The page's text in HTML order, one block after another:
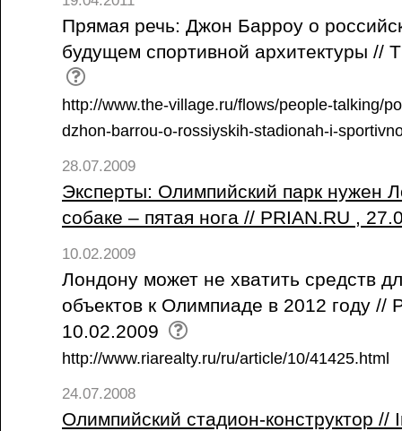
Прямая речь: Джон Барроу о
будущем спортивной архитектуры //
http://www.the-village.ru/flows/people-talking/
dzhon-barrou-o-rossiyskih-stadionah-i-
28.07.2009
Эксперты: Олимпийский парк нужен
собаке – пятая нога // PRIAN.RU ,
10.02.2009
Лондону может не хватить средств
объектов к Олимпиаде в 2012 году
10.02.2009
http://www.riarealty.ru/ru/article/10/41425.html
24.07.2008
Олимпийский стадион-конструктор